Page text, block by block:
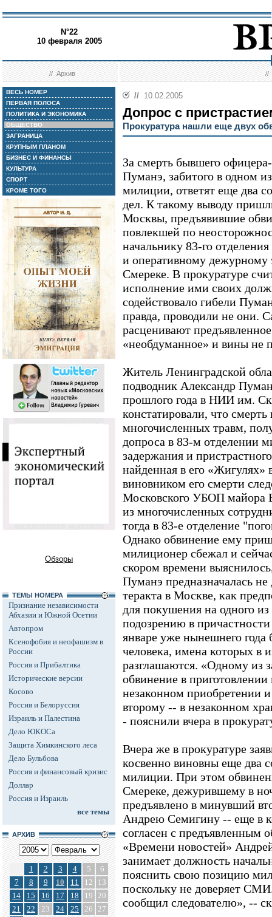
N°22
10 февраля 2005
//Архив //
ВЕСЬ НОМЕР
ПЕРВАЯ ПОЛОСА
ПОЛИТИКА И ЭКОНОМИКА
ОБЩЕСТВО
ЗАГРАНИЦА
КРУПНЫМ ПЛАНОМ
БИЗНЕС И ФИНАНСЫ
КУЛЬТУРА
СПОРТ
КРОМЕ ТОГО
Обзоры
ТЕМЫ НОМЕРА
Признание независимости
Абхазии и Южной Осетии
Автопром
Ксенофобия и неофашизм в
России
Россия и Прибалтика
Исторические версии
Косово
Россия и Белоруссия
Израиль и Палестина
Дело ЮКОСа
Защита Химкинского леса
Дело Бульбова
Россия и финансовый кризис
Доллар
Россия и Израиль
все темы
АРХИВ
1 2 3 4 5
6
7
8 9 10 11 12
13
14
15 16 17 18 19 20
21
22 23 24 25 26 27
// 10.02.2005
Допрос с
Прокуратура нашли еще двух
За смерть бывшего
Пуманэ, забитого в одном
милиции, ответят еще два
дел. К такому выводу
Москвы, предъявившие
повлекшей по
начальнику 83-го
и оперативному дежурному
Смереке. В прокуратуре
исполнение ими своих
содействовало гибели
правда, проводили не они.
расценивают
«необдуманное» и вины не
Житель Ленинградской
подводник Александр
прошлого года в НИИ им.
констатировали, что смерть
многочисленных травм,
допроса в 83-м отделении
задержания и
найденная в его «Жигулях»
виновником его смерти
Московского УБОП майора
из многочисленных
тогда в 83-е отделение
Однако обвинение ему
милиционер сбежал и
скором времени
Пуманэ предназначалась не
теракта в Москве, как
для покушения на одного
подозрению в
январе уже нынешнего года
человека, имена которых в
разглашаются. «Одному из
обвинение в приготовлении
незаконном приобретении и
второму -- в незаконном
- пояснили вчера в
Вчера же в прокуратуре
косвенно виновны еще два
милиции. При этом
Смереке, дежурившему в
предъявлено в минувший
Андрею Семигину -- еще в
согласен с предъявленным
«Времени новостей»
занимает должность
пояснить свою позицию
поскольку не доверяет
сообщил следователю», --